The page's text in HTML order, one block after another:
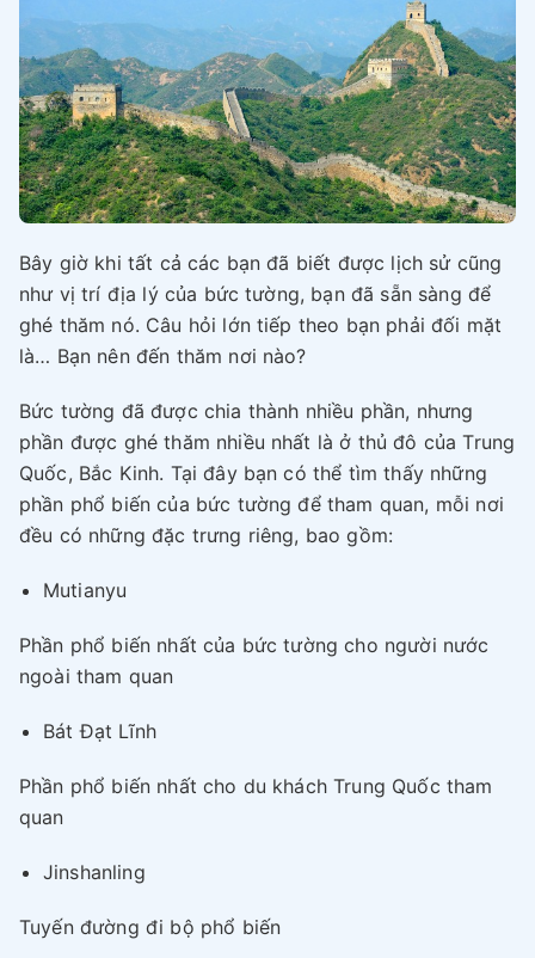
Bây giờ khi tất cả các bạn đã biết được lịch sử cũng
như vị trí địa lý của bức tường, bạn đã sẵn sàng để
ghé thăm nó. Câu hỏi lớn tiếp theo bạn phải đối mặt
là… Bạn nên đến thăm nơi nào?
Bức tường đã được chia thành nhiều phần, nhưng
phần được ghé thăm nhiều nhất là ở thủ đô của Trung
Quốc, Bắc Kinh. Tại đây bạn có thể tìm thấy những
phần phổ biến của bức tường để tham quan, mỗi nơi
đều có những đặc trưng riêng, bao gồm:
Mutianyu
Phần phổ biến nhất của bức tường cho người nước
ngoài tham quan
Bát Đạt Lĩnh
Phần phổ biến nhất cho du khách Trung Quốc tham
quan
Jinshanling
Tuyến đường đi bộ phổ biến